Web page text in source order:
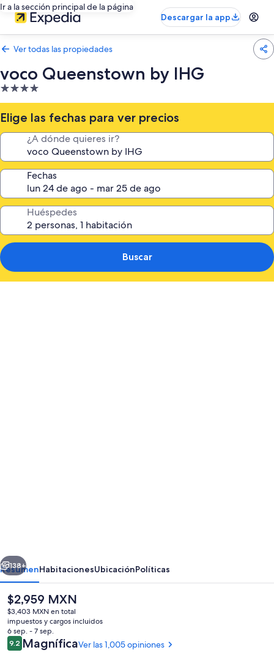
Ir a la sección principal de la página
Descargar la app
Ver todas las propiedades
voco Queenstown by IHG
Propiedad
de
4.0
estrellas
Elige las fechas para ver precios
¿A dónde quieres ir?
Fechas
Huéspedes
Buscar
Siguiente
138+
ResumenHabitacionesUbicaciónPolíticas
El
precio
actual
es
de
$2,959 MXN
$2,959 MXN
$3,403 MXN en total
impuestos y cargos incluidos
6 sep. - 7 sep.
Opiniones
9.29.2 de 10,
MagníficaVer las 1,005 opiniones